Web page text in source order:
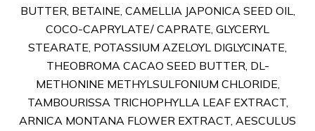
BUTTER, BETAINE, CAMELLIA JAPONICA SEED OIL,
COCO-CAPRYLATE/ CAPRATE, GLYCERYL
STEARATE, POTASSIUM AZELOYL DIGLYCINATE,
THEOBROMA CACAO SEED BUTTER, DL-
METHONINE METHYLSULFONIUM CHLORIDE,
TAMBOURISSA TRICHOPHYLLA LEAF EXTRACT,
ARNICA MONTANA FLOWER EXTRACT, AESCULUS